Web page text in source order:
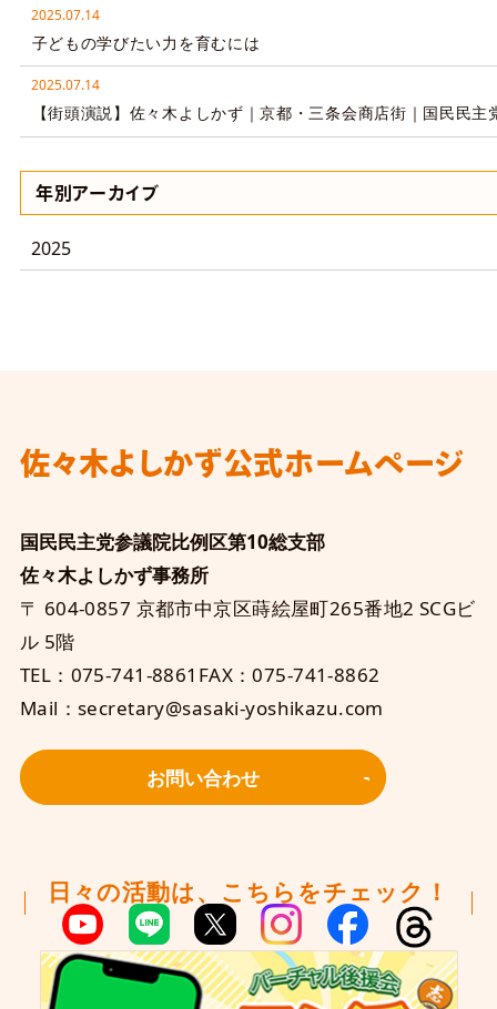
2025.07.14
子どもの学びたい力を育むには
2025.07.14
【街頭演説】佐々木よしかず｜京都・三条会商店街｜国民民
年別アーカイブ
2025
佐々木よしかず公式ホームページ
国民民主党参議院比例区第10総支部
佐々木よしかず事務所
〒 604-0857 京都市中京区蒔絵屋町265番地2 SCGビ
ル 5階
TEL：075-741-8861 FAX：075-741-8862
Mail：secretary@sasaki-yoshikazu.com
お問い合わせ
日々の活動は、こちらをチェック！